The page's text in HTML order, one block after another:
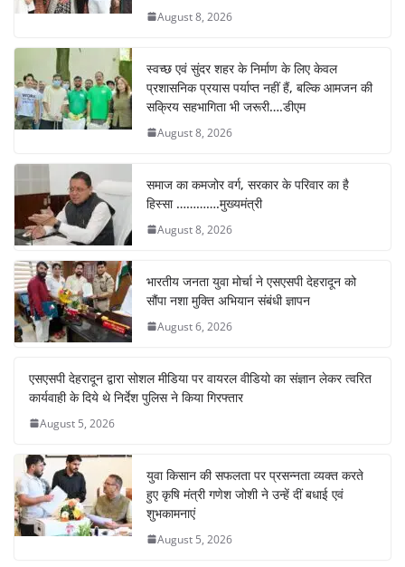
August 8, 2026
स्वच्छ एवं सुंदर शहर के निर्माण के लिए केवल
प्रशासनिक प्रयास पर्याप्त नहीं हैं, बल्कि आमजन की
सक्रिय सहभागिता भी जरूरी….डीएम
August 8, 2026
समाज का कमजोर वर्ग, सरकार के परिवार का है
हिस्सा ………….मुख्यमंत्री
August 8, 2026
भारतीय जनता युवा मोर्चा ने एसएसपी देहरादून को
सौंपा नशा मुक्ति अभियान संबंधी ज्ञापन
August 6, 2026
एसएसपी देहरादून द्वारा सोशल मीडिया पर वायरल वीडियो का संज्ञान लेकर त्वरित
कार्यवाही के दिये थे निर्देश पुलिस ने किया गिरफ्तार
August 5, 2026
युवा किसान की सफलता पर प्रसन्नता व्यक्त करते
हुए कृषि मंत्री गणेश जोशी ने उन्हें दीं बधाई एवं
शुभकामनाएं
August 5, 2026